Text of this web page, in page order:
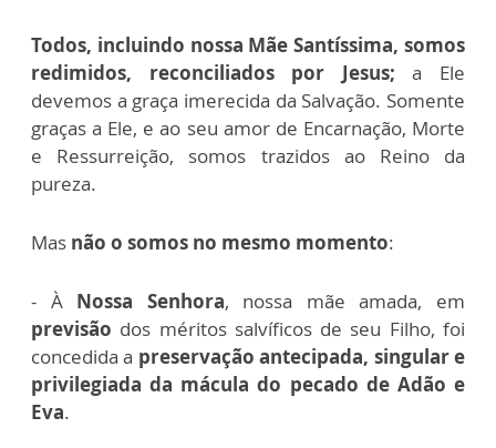
Todos, incluindo nossa Mãe Santíssima, somos
redimidos, reconciliados por Jesus; a Ele
devemos a graça imerecida da Salvação. Somente
graças a Ele, e ao seu amor de Encarnação, Morte
e Ressurreição, somos trazidos ao Reino da
pureza.
Mas não o somos no mesmo momento:
- À Nossa Senhora, nossa mãe amada, em
previsão dos méritos salvíficos de seu Filho, foi
concedida a preservação antecipada, singular e
privilegiada da mácula do pecado de Adão e
Eva.